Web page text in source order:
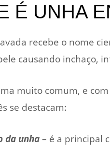
É UNHA
recebe o nome
causando inchaço,
muito comum, e
se destacam:
da unha– é a principal